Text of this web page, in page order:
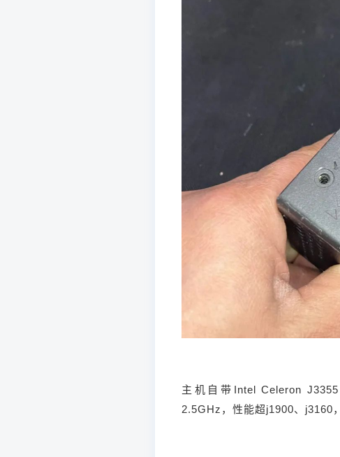
主机自带Intel Celeron
2.5GHz，性能超j1900、j3160